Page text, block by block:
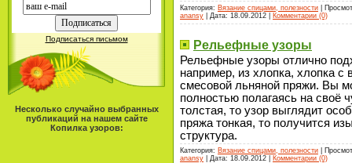
Подписаться письмом
Несколько случайно выбранных
публикаций на нашем сайте
Копилка узоров:
Категория: Вязание спицами, полезности |
anansy | Дата: 18.09.2012 Комментарии (0)
Рельефные узоры
Рельефные узоры отлично
например, из хлопка, хлопка с
смесовой льняной пряжи. Вы
полностью полагаясь на своё
толстая, то узор выглядит
пряжа тонкая, то получится
структура.
Категория: Вязание спицами, полезности |
anansy | Дата: 18.09.2012 Комментарии (0)